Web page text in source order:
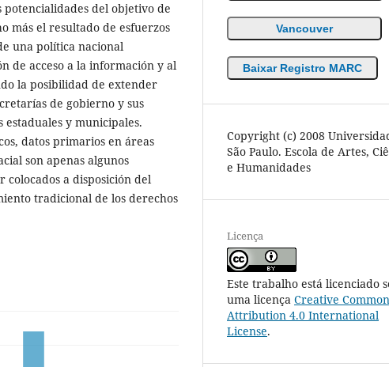
potencialidades del objetivo de
más el resultado de esfuerzos
una política nacional
de acceso a la información y al
la posibilidad de extender
de gobierno y sus
estaduales y municipales.
datos primarios en áreas
son apenas algunos
a disposición del
tradicional de los derechos
Vancouver
Baixar Registro MARC
Copyright (c) 2008
São Paulo. Escola de Artes,
e Humanidades
Licença
Este trabalho está licenciado
uma licença Creative
Attribution 4.0 International
License.